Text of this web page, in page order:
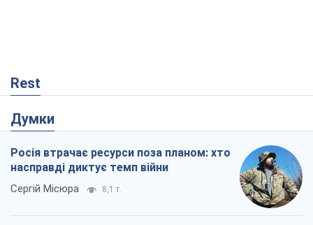
Rest
Думки
Росія втрачає ресурси поза планом: хто
насправді диктує темп війни
Сергій Місюра 8,1 т.